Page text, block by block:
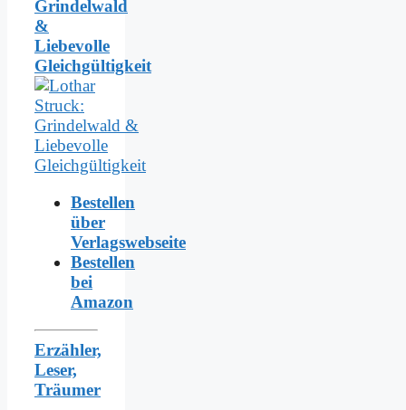
Grindelwald
&
Liebevolle
Gleichgültigkeit
Bestellen
über
Verlagswebseite
Bestellen
bei
Amazon
Erzähler,
Leser,
Träumer